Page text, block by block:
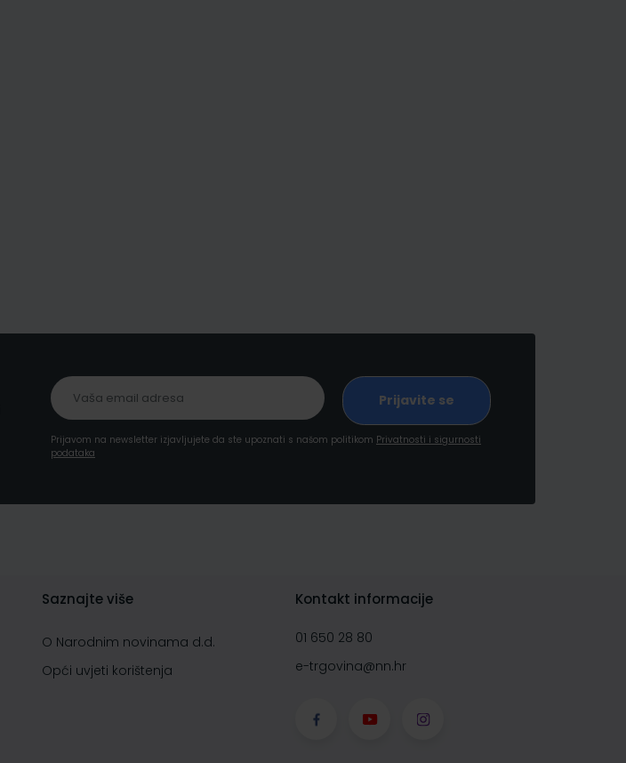
Prijavom na newsletter izjavljujete da ste upoznati s našom politikom Privatnosti i sigurnosti
podataka
Saznajte više
O Narodnim novinama d.d.
Opći uvjeti korištenja
Kontakt informacije
01 650 28 80
e-trgovina@nn.hr